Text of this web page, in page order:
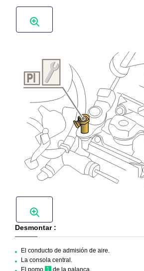
Desmontar :
El conducto de admisión de aire.
La consola central.